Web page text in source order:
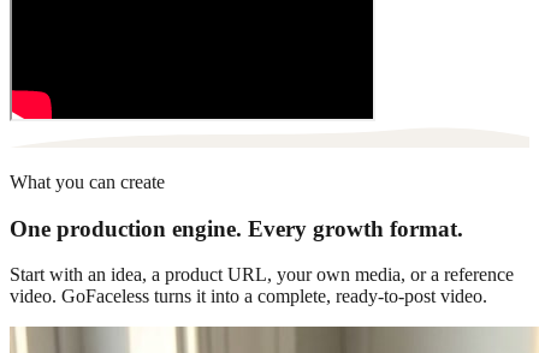
What you can create
One production engine. Every growth format.
Start with an idea, a product URL, your own media, or a reference
video. GoFaceless turns it into a complete, ready-to-post video.